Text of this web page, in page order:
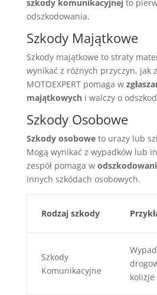
szkody komunikacyjnejto
odszkodowania.
Szkody Majątkowe
Szkody majątkowe to straty
wynikać z różnych przyczyn, jak
MOTOEXPERT pomaga w
majątkowychi walczy o
Szkody Osobowe
Szkody osoboweto urazy lub
Mogą wynikać z wypadków lub
zespół pomaga w
innych szkódach osobowych.
Rodzaj szkody
Szkody
Komunikacyjne
kolizje